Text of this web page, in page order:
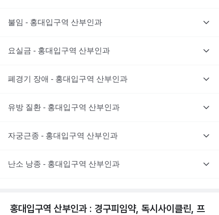
불임 - 홍대입구역 산부인과
요실금 - 홍대입구역 산부인과
폐경기 장애 - 홍대입구역 산부인과
유방 질환 - 홍대입구역 산부인과
자궁근종 - 홍대입구역 산부인과
난소 낭종 - 홍대입구역 산부인과
홍대입구역 산부인과 : 경구피임약, 독시사이클린, 프